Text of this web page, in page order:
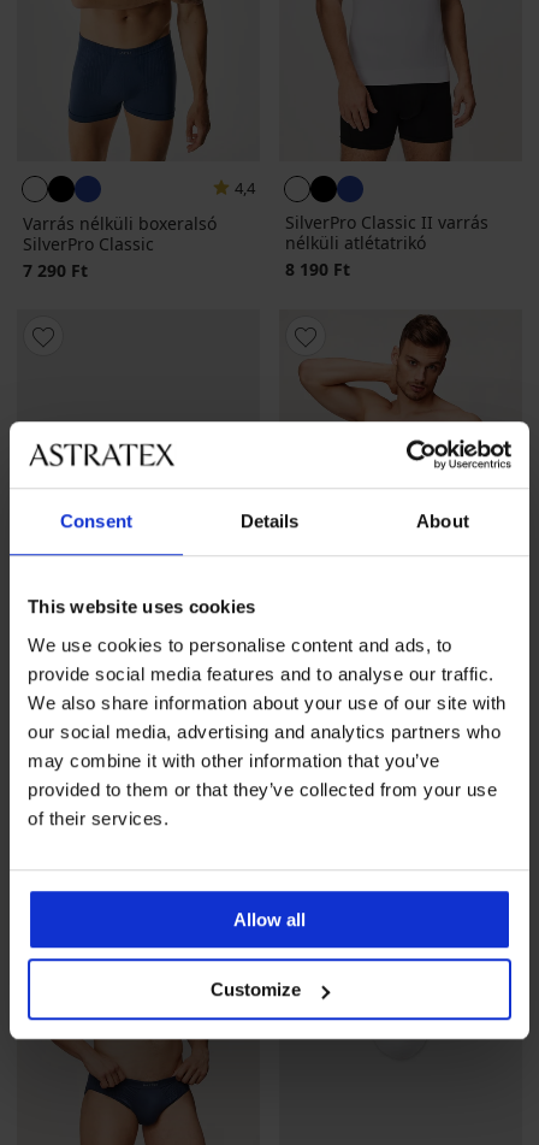
Consent Details About
This website uses cookies
We use cookies to personalise content and ads, to
provide social media features and to analyse our traffic.
We also share information about your use of our site with
our social media, advertising and analytics partners who
may combine it with other information that you’ve
provided to them or that they’ve collected from your use
of their services.
Allow all
Customize
4,4
Varrás nélküli boxeralsó
SilverPro Classic
7 290 Ft
SilverPro Classic II varrás
nélküli atlétatrikó
8 190 Ft
5
Varrások nélküli tanga
Stringy
5 490 Ft
4,4
Varrás nélküli alsónadrág
SilverPro Classic I
6 390 Ft